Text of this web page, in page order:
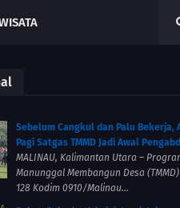
Sebelum Cangkul dan Palu Bekerja,
Pagi Satgas TMMD Jadi Awal
MALINAU, Kalimantan Utara –
Manunggal Membangun Desa (TMMD)
128 Kodim 0910/Malinau...